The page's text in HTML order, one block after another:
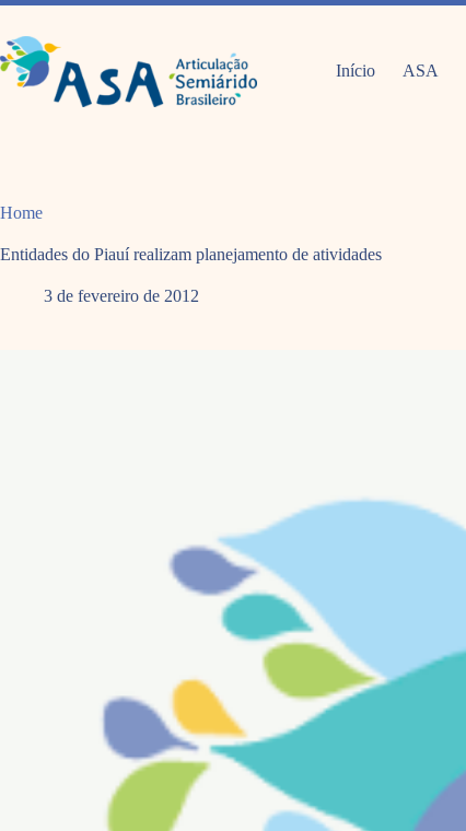
Pular
o
conteúdo
Início ASA
Home
Entidades do Piauí realizam planejamento de atividades
3 de fevereiro de 2012